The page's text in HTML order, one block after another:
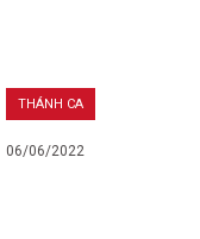
THÁNH CA
06/06/2022